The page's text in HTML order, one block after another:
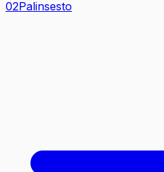
02Palinsesto